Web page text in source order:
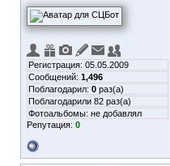
Регистрация: 05.05.2009
Сообщений: 1,496
Поблагодарил: 0 раз(а)
Поблагодарили 82 раз(а)
Фотоальбомы: не добавлял
Репутация: 0